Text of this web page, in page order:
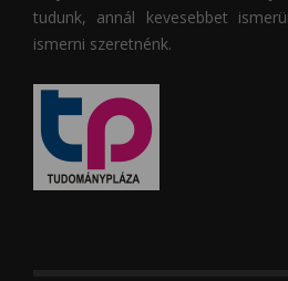
tudunk, annál kevesebbet
ismerni szeretnénk.